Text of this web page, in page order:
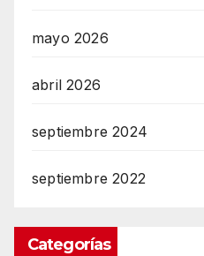
mayo 2026
abril 2026
septiembre 2024
septiembre 2022
Categorías